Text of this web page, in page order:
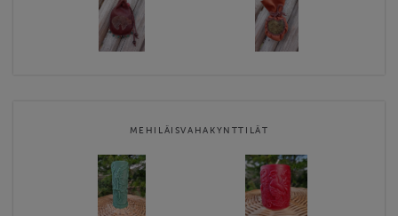
MEHILÄISVAHAKYNTTILÄT